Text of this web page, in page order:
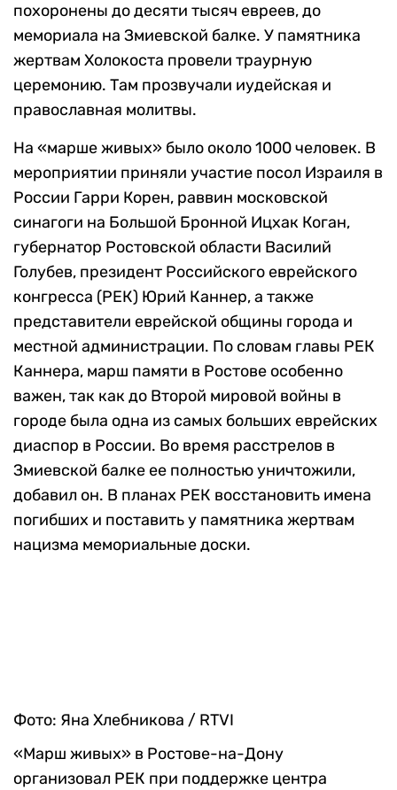
похоронены до десяти тысяч евреев, до
мемориала на Змиевской балке. У памятника
жертвам Холокоста провели траурную
церемонию. Там прозвучали иудейская и
православная молитвы.
На «марше живых» было около 1000 человек. В
мероприятии приняли участие посол Израиля в
России Гарри Корен, раввин московской
синагоги на Большой Бронной Ицхак Коган,
губернатор Ростовской области Василий
Голубев, президент Российского еврейского
конгресса (РЕК) Юрий Каннер, а также
представители еврейской общины города и
местной администрации. По словам главы РЕК
Каннера, марш памяти в Ростове особенно
важен, так как до Второй мировой войны в
городе была одна из самых больших еврейских
диаспор в России. Во время расстрелов в
Змиевской балке ее полностью уничтожили,
добавил он. В планах РЕК восстановить имена
погибших и поставить у памятника жертвам
нацизма мемориальные доски.
Фото: Яна Хлебникова / RTVI
«Марш живых» в Ростове-на-Дону
организовал РЕК при поддержке центра